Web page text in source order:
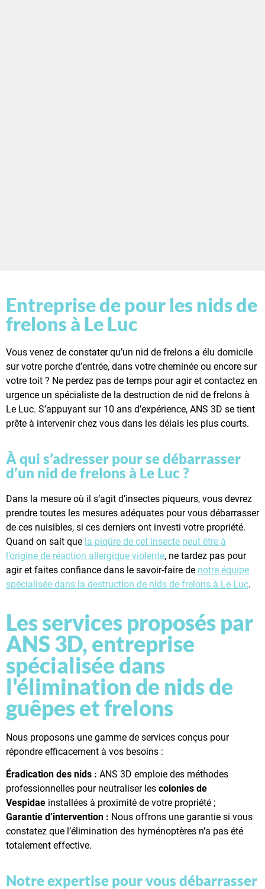
Entreprise de pour les nids de
frelons à Le Luc
Vous venez de constater qu’un nid de frelons a élu domicile
sur votre porche d’entrée, dans votre cheminée ou encore sur
votre toit ? Ne perdez pas de temps pour agir et contactez en
urgence un spécialiste de la destruction de nid de frelons à
Le Luc. S’appuyant sur 10 ans d’expérience, ANS 3D se tient
prête à intervenir chez vous dans les délais les plus courts.
À qui s’adresser pour se débarrasser
d’un nid de frelons à Le Luc ?
Dans la mesure où il s’agit d’insectes piqueurs, vous devrez
prendre toutes les mesures adéquates pour vous débarrasser
de ces nuisibles, si ces derniers ont investi votre propriété.
Quand on sait que la piqûre de cet insecte peut être à
l’origine de réaction allergique violente, ne tardez pas pour
agir et faites confiance dans le savoir-faire de notre équipe
spécialisée dans la destruction de nids de frelons à Le Luc.
Les services proposés par
ANS 3D, entreprise
spécialisée dans
l'élimination de nids de
guêpes et frelons
Nous proposons une gamme de services conçus pour
répondre efficacement à vos besoins :
Éradication des nids : ANS 3D emploie des méthodes
professionnelles pour neutraliser les colonies de
Vespidae installées à proximité de votre propriété ;
Garantie d’intervention : Nous offrons une garantie si vous
constatez que l’élimination des hyménoptères n’a pas été
totalement effective.
Notre expertise pour vous débarrasser